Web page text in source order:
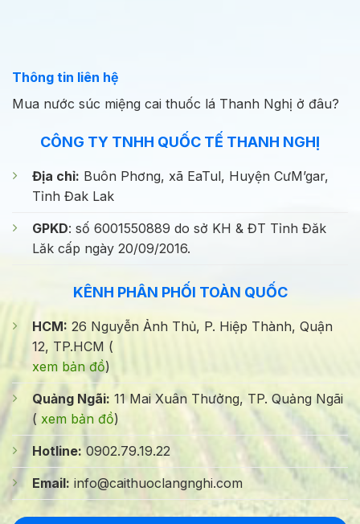
Thông tin liên hệ
Mua nước súc miệng cai thuốc lá Thanh Nghị ở đâu?
CÔNG TY TNHH QUỐC TẾ THANH NGHỊ
Địa chỉ: Buôn Phơng, xã EaTul, Huyện CưM’gar,
Tỉnh Đak Lak
GPKD: số 6001550889 do sở KH & ĐT Tỉnh Đăk
Lăk cấp ngày 20/09/2016.
KÊNH PHÂN PHỐI TOÀN QUỐC
HCM: 26 Nguyễn Ảnh Thủ, P. Hiệp Thành, Quận
12, TP.HCM (
xem bản đồ)
Quảng Ngãi: 11 Mai Xuân Thưởng, TP. Quảng Ngãi
( xem bản đồ)
Hotline:0902.79.19.22
Email: info@caithuoclangnghi.com